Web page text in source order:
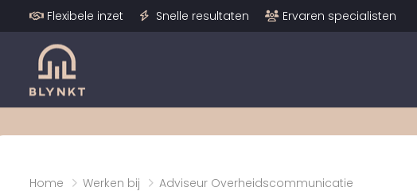
Home Werken bij Adviseur Overheidscommunicatie
Flexibele inzet Snelle resultaten Ervaren specialisten